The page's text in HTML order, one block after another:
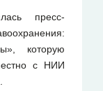
пресс-
которую
с НИИ